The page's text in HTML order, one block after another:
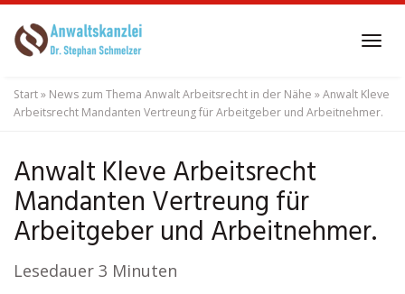
to
content
Start» News zum Thema Anwalt Arbeitsrecht in der Nähe »Anwalt Kleve
Arbeitsrecht Mandanten Vertreung für Arbeitgeber und Arbeitnehmer.
Anwalt Kleve Arbeitsrecht
Mandanten Vertreung für
Arbeitgeber und Arbeitnehmer.
Lesedauer 3 Minuten